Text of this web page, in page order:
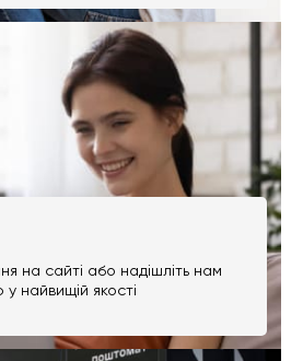
на сайті або надішліть нам
найвищій якості